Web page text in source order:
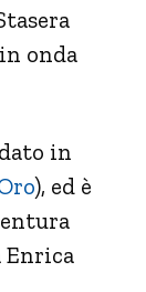
onda
in
), ed è
Enrica